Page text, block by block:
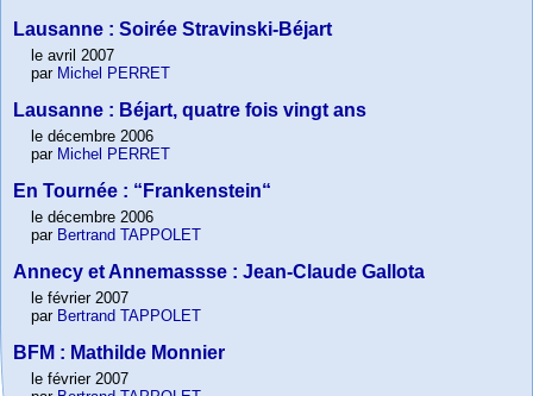
Lausanne : Soirée Stravinski-Béjart
le avril 2007
par Michel PERRET
Lausanne : Béjart, quatre fois vingt ans
le décembre 2006
par Michel PERRET
En Tournée : “Frankenstein“
le décembre 2006
par Bertrand TAPPOLET
Annecy et Annemassse : Jean-Claude Gallota
le février 2007
par Bertrand TAPPOLET
BFM : Mathilde Monnier
le février 2007